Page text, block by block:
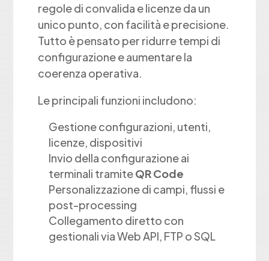
regole di convalida e licenze da un
unico punto, con facilità e precisione.
Tutto è pensato per ridurre tempi di
configurazione e aumentare la
coerenza operativa.
Le principali funzioni includono:
Gestione configurazioni, utenti,
licenze, dispositivi
Invio della configurazione ai
terminali tramiteQR Code
Personalizzazione di campi, flussi e
post-processing
Collegamento diretto con
gestionali via Web API, FTP o SQL